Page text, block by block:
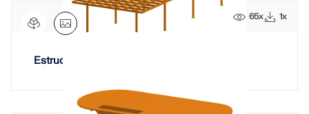
65x 1x
Estructura de Pérgola de Madera